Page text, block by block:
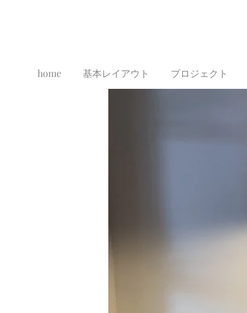
home 基本レイアウト プロジェクト